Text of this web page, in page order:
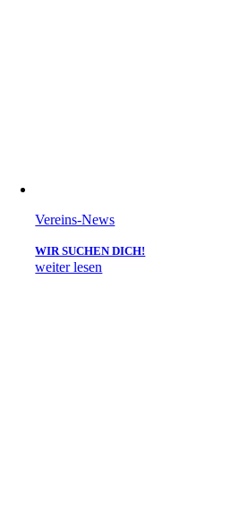
Vereins-News
WIR SUCHEN DICH!
weiter lesen